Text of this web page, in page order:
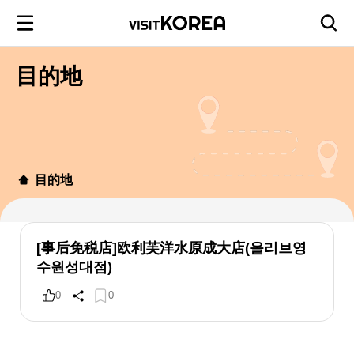
目的地
目的地
[事后免税店]欧利芙洋水原成大店(올리브영
수원성대점)
0 0